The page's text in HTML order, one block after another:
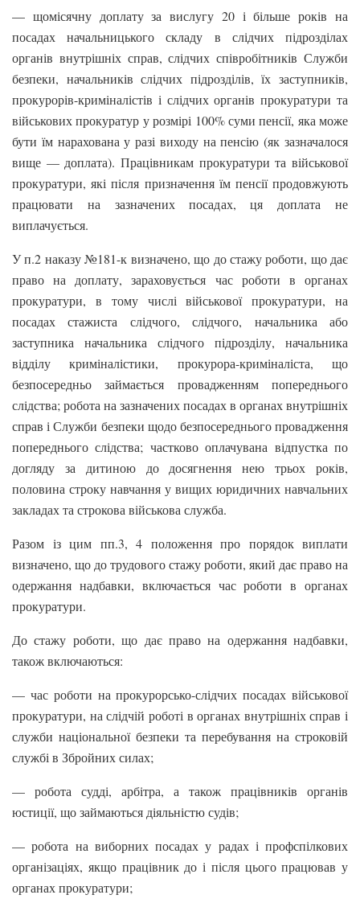
— щомісячну доплату за вислугу 20 і більше років на
посадах начальницького складу в слідчих підрозділах
органів внутрішніх справ, слідчих співробітників Служби
безпеки, начальників слідчих підрозділів, їх заступників,
прокурорів-криміналістів і слідчих органів прокуратури та
військових прокуратур у розмірі 100% суми пенсії, яка може
бути їм нарахована у разі виходу на пенсію (як зазначалося
вище — доплата). Працівникам прокуратури та військової
прокуратури, які після призначення їм пенсії продовжують
працювати на зазначених посадах, ця доплата не
виплачується.
У п.2 наказу №181-к визначено, що до стажу роботи, що дає
право на доплату, зараховується час роботи в органах
прокуратури, в тому числі військової прокуратури, на
посадах стажиста слідчого, слідчого, начальника або
заступника начальника слідчого підрозділу, начальника
відділу криміналістики, прокурора-криміналіста, що
безпосередньо займається провадженням попереднього
слідства; робота на зазначених посадах в органах внутрішніх
справ і Служби безпеки щодо безпосереднього провадження
попереднього слідства; частково оплачувана відпустка по
догляду за дитиною до досягнення нею трьох років,
половина строку навчання у вищих юридичних навчальних
закладах та строкова військова служба.
Разом із цим пп.3, 4 положення про порядок виплати
визначено, що до трудового стажу роботи, який дає право на
одержання надбавки, включається час роботи в органах
прокуратури.
До стажу роботи, що дає право на одержання надбавки,
також включаються:
— час роботи на прокурорсько-слідчих посадах військової
прокуратури, на слідчій роботі в органах внутрішніх справ і
служби національної безпеки та перебування на строковій
службі в Збройних силах;
— робота судді, арбітра, а також працівників органів
юстиції, що займаються діяльністю судів;
— робота на виборних посадах у радах і профспілкових
організаціях, якщо працівник до і після цього працював у
органах прокуратури;